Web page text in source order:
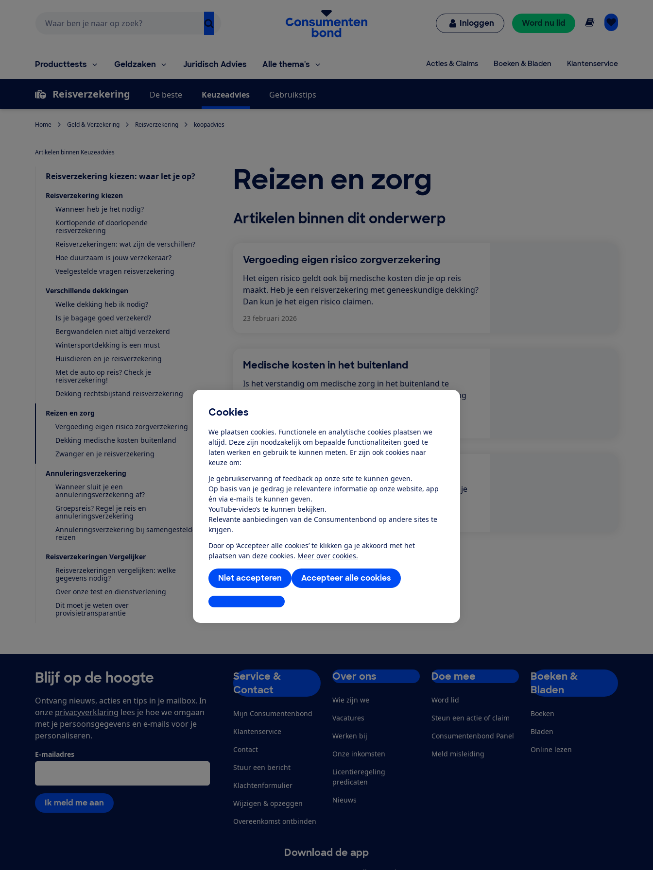
Cookies
We plaatsen cookies. Functionele en analytische cookies plaatsen we
altijd. Deze zijn noodzakelijk om bepaalde functionaliteiten goed te
laten werken en gebruik te kunnen meten. Er zijn ook cookies naar
keuze om:
Je gebruikservaring of feedback op onze site te kunnen geven.
Op basis van je gedrag je relevantere informatie op onze website, app
én via e-mails te kunnen geven.
YouTube-video’s te kunnen bekijken.
Relevante aanbiedingen van de Consumentenbond op andere sites te
krijgen.
Door op ‘Accepteer alle cookies’ te klikken ga je akkoord met het
plaatsen van deze cookies. Meer over cookies.
Accepteer alle cookies
Niet accepteren
Instellingen aanpassen
Homepage van de Consumentenbond
Inloggen Word nu lid Online lezen
Producttests Geldzaken Juridisch Advies Alle thema's Acties & Claims Boeken & Bladen Klantenservice
Reisverzekering De beste Keuzeadvies Gebruikstips
Home Geld & Verzekering Reisverzekering koopadvies
Reizen en zorg
Artikelen binnen dit onderwerp
Vergoeding eigen risico zorgverzekering
Het eigen risico geldt ook bij medische kosten die je op reis
maakt. Heb je een reisverzekering met geneeskundige dekking?
Dan kun je het eigen risico claimen.
23 februari 2026
Medische kosten in het buitenland
Is het verstandig om medische zorg in het buitenland te
verzekeren via je reisverzekering? Of is een basisverzekering
Mag je een reis annuleren als je na het boeken ontdekt dat je
zwanger bent?
23 februari 2026
Artikelen binnen Keuzeadvies
Reisverzekering kiezen: waar let je op?
Reisverzekering kiezen
Wanneer heb je het nodig?
Kortlopende of doorlopende
reisverzekering
Reisverzekeringen: wat zijn de verschillen?
Hoe duurzaam is jouw verzekeraar?
Veelgestelde vragen reisverzekering
Verschillende dekkingen
Welke dekking heb ik nodig?
Is je bagage goed verzekerd?
Bergwandelen niet altijd verzekerd
Wintersportdekking is een must
Huisdieren en je reisverzekering
Met de auto op reis? Check je
reisverzekering!
Dekking rechtsbijstand reisverzekering
Reizen en zorg
Vergoeding eigen risico zorgverzekering
Dekking medische kosten buitenland
Zwanger en je reisverzekering
Annuleringsverzekering
Wanneer sluit je een
annuleringsverzekering af?
Groepsreis? Regel je reis en
annuleringsverzekering
Annuleringsverzekering bij samengestelde
reizen
Reisverzekeringen Vergelijker
Reisverzekeringen vergelijken: welke
gegevens nodig?
Over onze test en dienstverlening
Dit moet je weten over
provisietransparantie
Blijf op de hoogte
Ontvang nieuws, acties en tips in je mailbox. In
onze privacyverklaring lees je hoe we omgaan
met je persoonsgegevens en e-mails voor je
personaliseren.
E-mailadres
Ik meld me aan
Service &
Contact
Mijn Consumentenbond
Klantenservice
Contact
Stuur een bericht
Klachtenformulier
Wijzigen & opzeggen
Overeenkomst ontbinden
Over ons
Wie zijn we
Vacatures
Werken bij
Onze inkomsten
Licentieregeling
predicaten
Nieuws
Doe mee
Word lid
Steun een actie of claim
Consumentenbond Panel
Meld misleiding
Boeken &
Bladen
Boeken
Bladen
Online lezen
Download de app